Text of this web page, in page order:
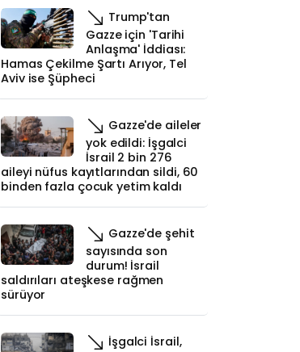
Trump'tan
Gazze için 'Tarihi
Anlaşma' İddiası:
Hamas Çekilme Şartı Arıyor, Tel
Aviv ise Şüpheci
Gazze'de aileler
yok edildi: İşgalci
İsrail 2 bin 276
aileyi nüfus kayıtlarından sildi, 60
binden fazla çocuk yetim kaldı
Gazze'de şehit
sayısında son
durum! İsrail
saldırıları ateşkese rağmen
sürüyor
İşgalci İsrail,